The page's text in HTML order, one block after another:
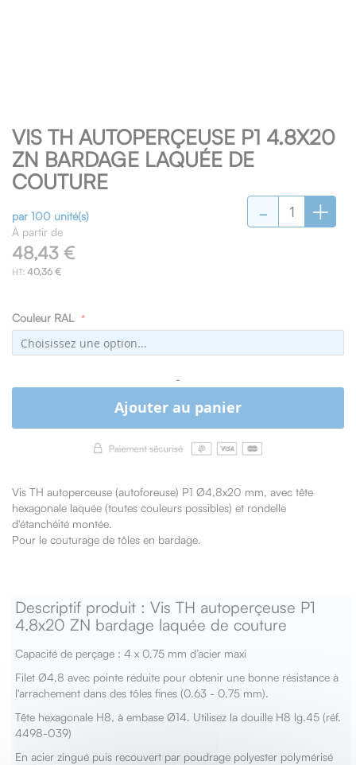
VIS TH AUTOPERÇEUSE P1 4.8X20
ZN BARDAGE LAQUÉE DE
COUTURE
par 100 unité(s)
À partir de
48,43 €
40,36 €
Couleur RAL
- +
-
Ajouter au panier
Vis TH autoperceuse (autoforeuse) P1 Ø4,8x20 mm, avec tête
hexagonale laquée (toutes couleurs possibles) et rondelle
d'étanchéité montée.
Pour le couturage de tôles en bardage.
to
the
beginning
of
images
gallery
Descriptif produit : Vis TH autoperçeuse P1
4.8x20 ZN bardage laquée de couture
Capacité de perçage : 4 x 0.75 mm d’acier maxi
Filet Ø4,8 avec pointe réduite pour obtenir une bonne résistance à
l'arrachement dans des tôles fines (0.63 - 0.75 mm).
Tête hexagonale H8, à embase Ø14. Utilisez la douille H8 lg.45 (réf.
4498-039)
En acier zingué puis recouvert par poudrage polyester polymérisé